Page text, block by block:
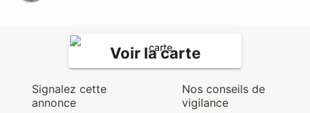
Voir la carte
Signalez cette
annonce
Nos conseils de
vigilance